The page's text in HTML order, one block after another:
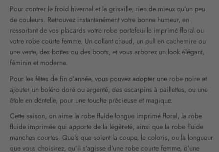
Pour contrer le froid hivernal et la grisaille, rien de mieux qu’un peu
de couleurs. Retrouvez instantanément votre bonne humeur, en
ressortant de vos placards votre robe portefeuille imprimé floral ou
votre robe courte femme. Un collant chaud, un pull en cachemire ou
une veste, des bottes ou des boots, et vous arborez un look élégant,
féminin et moderne.
Pour les fêtes de fin d’année, vous pouvez adopter une robe noire et
ajouter un boléro doré ou argenté, des escarpins à paillettes, ou une
étole en dentelle, pour une touche précieuse et magique.
Cette saison, on aime la robe fluide longue imprimé floral, la robe
fluide imprimée qui apporte de la légèreté, ainsi que la robe fluide
manches courtes. Quels que soient la coupe, le coloris, ou la longueur
que vous choisirez, qu’il s’agisse d’une robe courte femme, d’une
e
t
t
r
e
d
’
n
r
m
a
t